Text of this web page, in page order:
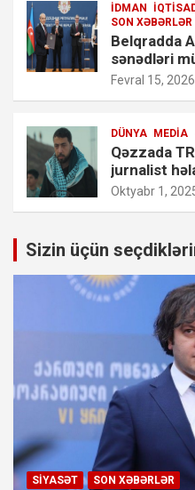
İDMAN
SON XƏBƏRLƏR
Belqradda
sənədləri
Fevral 15,
DÜNYA MEDIA
Qəzzada
jurnalist
Oktyabr 1,
Sizin üçün
SIYASƏT SON XƏBƏRLƏR